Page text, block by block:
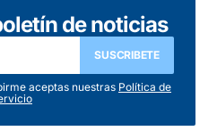
de noticias
SUSCRIBETE
aceptas nuestras Política de